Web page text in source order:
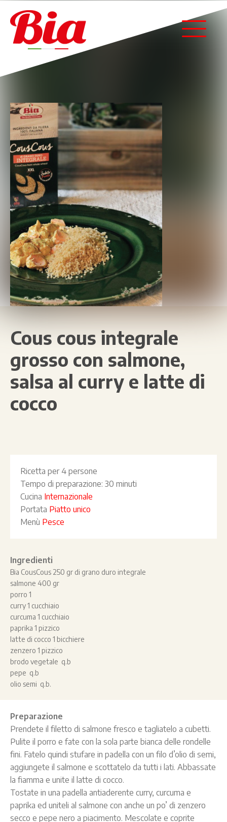
Cous cous integrale
grosso con salmone,
salsa al curry e latte di
cocco
Ingredienti
Bia CousCous 250 gr di grano duro integrale
salmone 400 gr
porro 1
curry 1 cucchiaio
curcuma 1 cucchiaio
paprika 1 pizzico
latte di cocco 1 bicchiere
zenzero 1 pizzico
brodo vegetale q.b
pepe q.b
olio semi q.b.
Ricetta per4 persone
Tempo di preparazione: 30 minuti
Cucina Internazionale
Portata Piatto unico
Menù Pesce
Preparazione
Prendete il filetto di salmone fresco e tagliatelo a cubetti.
Pulite il porro e fate con la sola parte bianca delle rondelle
fini. Fatelo quindi stufare in padella con un filo d’olio di semi,
aggiungete il salmone e scottatelo da tutti i lati. Abbassate
la fiamma e unite il latte di cocco.
Tostate in una padella antiaderente curry, curcuma e
paprika ed uniteli al salmone con anche un po’ di zenzero
secco e pepe nero a piacimento. Mescolate e coprite